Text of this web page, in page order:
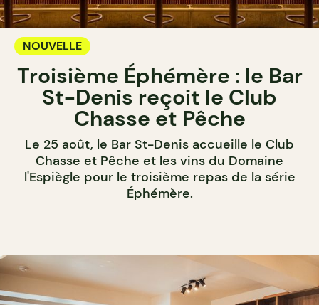
NOUVELLE
Troisième Éphémère : le Bar
St-Denis reçoit le Club
Chasse et Pêche
Le 25 août, le Bar St-Denis accueille le Club
Chasse et Pêche et les vins du Domaine
l'Espiègle pour le troisième repas de la série
Éphémère.